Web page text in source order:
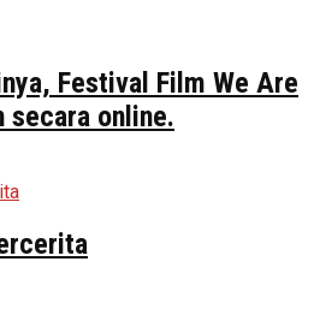
Festival Film We Are
secara online.